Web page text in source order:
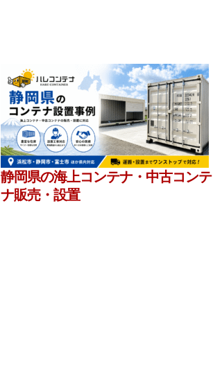
静岡県の海上コンテナ・中古コンテ
ナ販売・設置